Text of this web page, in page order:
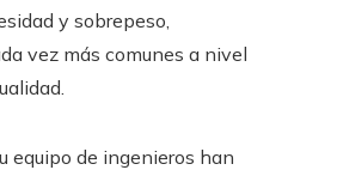
y sobrepeso,
vez más comunes a nivel
equipo de ingenieros han